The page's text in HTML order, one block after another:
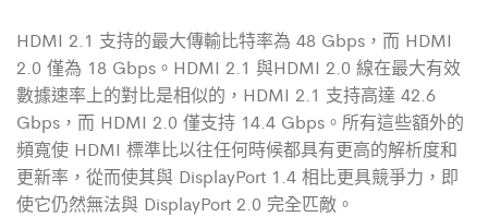
HDMI 2.1 支持的最大傳輸比特率為 48 Gbps，而 HDMI
2.0 僅為 18 Gbps。 HDMI 2.1 與HDMI 2.0 線在最大有效
數據速率上的對比是相似的， HDMI 2.1 支持高達 42.6
Gbps，而 HDMI 2.0 僅支持 14.4 Gbps。所有這些額外的
頻寬使 HDMI 標準比以往任何時候都具有更高的解析度和
更新率，從而使其與 DisplayPort 1.4 相比更具競爭力，即
使它仍然無法與 DisplayPort 2.0 完全匹敵。